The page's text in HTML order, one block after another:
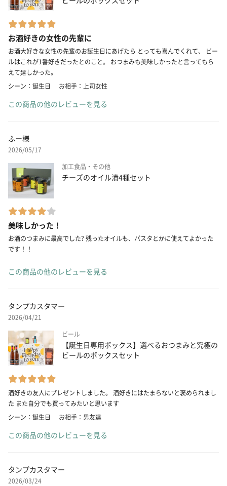
お酒好きの女性の先輩に
お酒大好きな女性の先輩のお誕生日にあげたら とっても喜んでくれて、 ビー
ルはこれが1番好きだったとのこと。 おつまみも美味しかったと言ってもら
えて嬉しかった。
シーン：誕生日
お相手：上司女性
この商品の他のレビューを見る
ふー様
2026/05/17
加工食品・その他
チーズのオイル漬4種セット
美味しかった！
お酒のつまみに最高でした? 残ったオイルも、パスタとかに使えてよかった
です！！
この商品の他のレビューを見る
タンプカスタマー
2026/04/21
ビール
【誕生日専用ボックス】選べるおつまみと究極の
ビールのボックスセット
酒好きの友人にプレゼントしました。 酒好きにはたまらないと褒められまし
た また自分でも買ってみたいと思います
シーン：誕生日
お相手：男友達
この商品の他のレビューを見る
タンプカスタマー
2026/03/24